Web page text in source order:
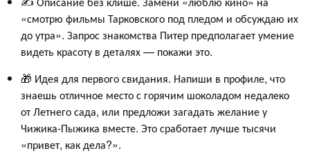
«смотрю фильмы Тарковского под пледом и обсуждаю их
до утра». Запрос знакомства Питер предполагает умение
видеть красоту в деталях — покажи это.
🎁 Идея для первого свидания. Напиши в профиле, что
знаешь отличное место с горячим шоколадом недалеко
от Летнего сада, или предложи загадать желание у
Чижика-Пыжика вместе. Это сработает лучше тысячи
«привет, как дела?».